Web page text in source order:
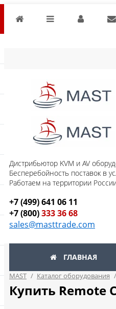
Дистрибьютор KVM и AV
Бесперебойность поставок в
Работаем на территории
+7 (499) 641 06 11
+7 (800)333 36 68
sales@masttrade.com
ГЛАВНАЯ
MAST / Каталог оборудования /
Купить Remote